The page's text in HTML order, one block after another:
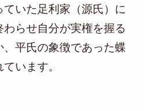
いた足利家（源氏）に
らせ自分が実権を握る
、平氏の象徴であった蝶
います。